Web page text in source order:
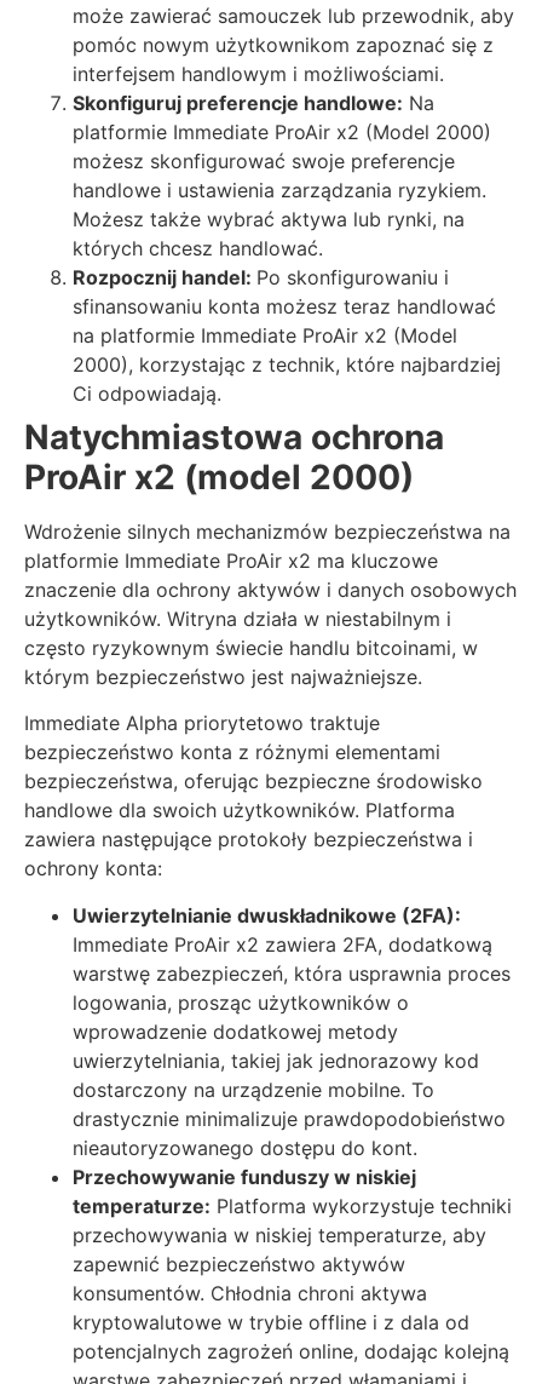
może zawierać samouczek lub przewodnik, aby
pomóc nowym użytkownikom zapoznać się z
interfejsem handlowym i możliwościami.
Skonfiguruj preferencje handlowe: Na
platformie Immediate ProAir x2 (Model 2000)
możesz skonfigurować swoje preferencje
handlowe i ustawienia zarządzania ryzykiem.
Możesz także wybrać aktywa lub rynki, na
których chcesz handlować.
Rozpocznij handel: Po skonfigurowaniu i
sfinansowaniu konta możesz teraz handlować
na platformie Immediate ProAir x2 (Model
2000), korzystając z technik, które najbardziej
Ci odpowiadają.
Natychmiastowa ochrona
ProAir x2 (model 2000)
Wdrożenie silnych mechanizmów bezpieczeństwa na
platformie Immediate ProAir x2 ma kluczowe
znaczenie dla ochrony aktywów i danych osobowych
użytkowników. Witryna działa w niestabilnym i
często ryzykownym świecie handlu bitcoinami, w
którym bezpieczeństwo jest najważniejsze.
Immediate Alpha priorytetowo traktuje
bezpieczeństwo konta z różnymi elementami
bezpieczeństwa, oferując bezpieczne środowisko
handlowe dla swoich użytkowników. Platforma
zawiera następujące protokoły bezpieczeństwa i
ochrony konta:
Uwierzytelnianie dwuskładnikowe (2FA):
Immediate ProAir x2 zawiera 2FA, dodatkową
warstwę zabezpieczeń, która usprawnia proces
logowania, prosząc użytkowników o
wprowadzenie dodatkowej metody
uwierzytelniania, takiej jak jednorazowy kod
dostarczony na urządzenie mobilne. To
drastycznie minimalizuje prawdopodobieństwo
nieautoryzowanego dostępu do kont.
Przechowywanie funduszy w niskiej
temperaturze: Platforma wykorzystuje techniki
przechowywania w niskiej temperaturze, aby
zapewnić bezpieczeństwo aktywów
konsumentów. Chłodnia chroni aktywa
kryptowalutowe w trybie offline i z dala od
potencjalnych zagrożeń online, dodając kolejną